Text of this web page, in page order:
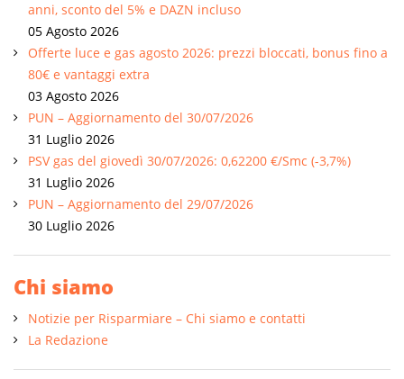
anni, sconto del 5% e DAZN incluso
05 Agosto 2026
Offerte luce e gas agosto 2026: prezzi bloccati, bonus fino a
80€ e vantaggi extra
03 Agosto 2026
PUN – Aggiornamento del 30/07/2026
31 Luglio 2026
PSV gas del giovedì 30/07/2026: 0,62200 €/Smc (-3,7%)
31 Luglio 2026
PUN – Aggiornamento del 29/07/2026
30 Luglio 2026
Chi siamo
Notizie per Risparmiare – Chi siamo e contatti
La Redazione